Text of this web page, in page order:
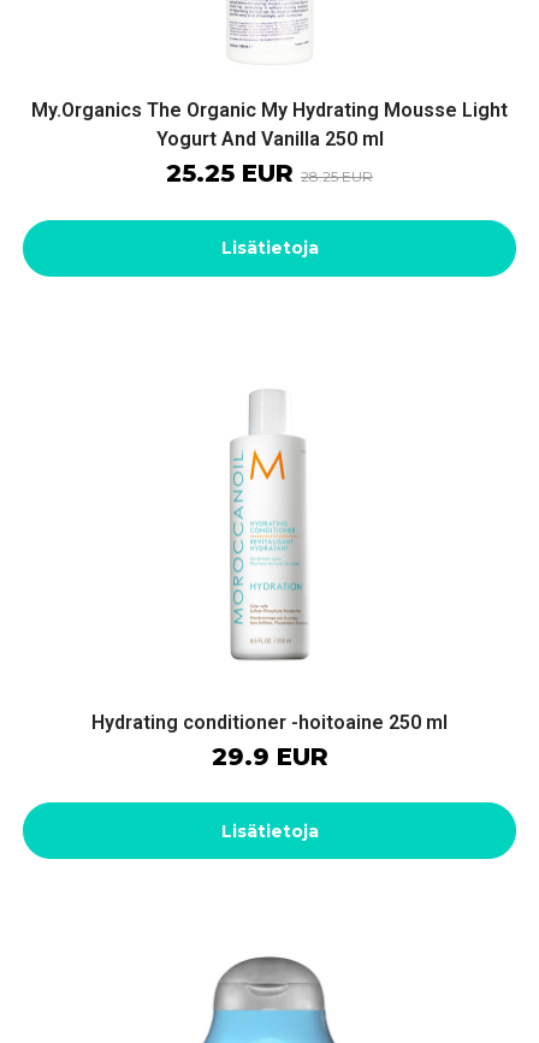
My.Organics The Organic My Hydrating Mousse Light
Yogurt And Vanilla 250 ml
25.25 EUR 28.25 EUR
Lisätietoja
Hydrating conditioner -hoitoaine 250 ml
29.9 EUR
Lisätietoja